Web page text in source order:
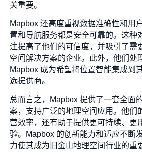
关重要。
Mapbox 还高度重视数据准确性和用
置和导航服务都是安全可靠的。这种
注提高了他们的可信度，并吸引了需
空间解决方案的企业。此外，他们处
Mapbox 成为希望将位置智能集成到
选提供商。
总而言之，Mapbox 提供了一套全面
案，支持广泛的地理空间应用。他们
营效率，还有助于提供更可持续、更
验。Mapbox 的创新能力和适应不断
力使其成为旧金山地理空间行业的重